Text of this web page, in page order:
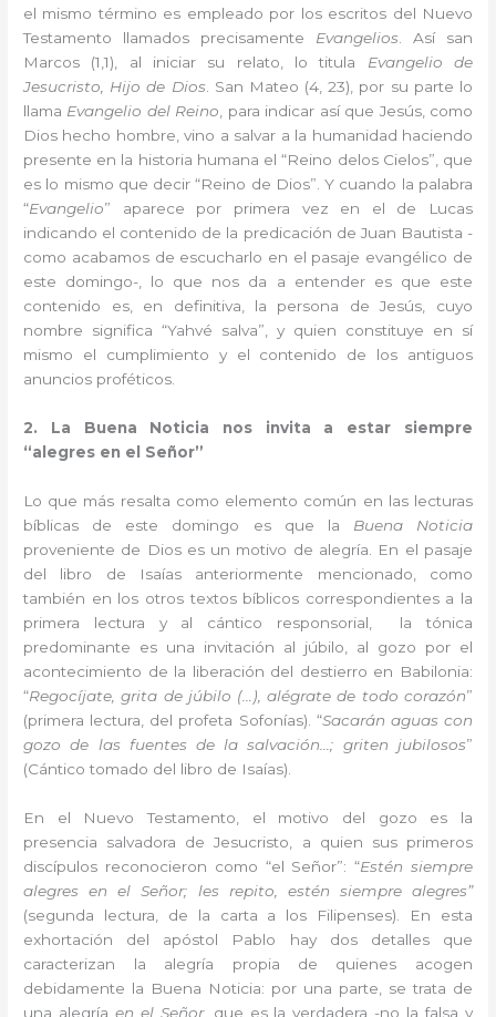
el mismo término es empleado por los escritos del Nuevo
Testamento llamados precisamente Evangelios. Así san
Marcos (1,1), al iniciar su relato, lo titula Evangelio de
Jesucristo, Hijo de Dios. San Mateo (4, 23), por su parte lo
llama Evangelio del Reino, para indicar así que Jesús, como
Dios hecho hombre, vino a salvar a la humanidad haciendo
presente en la historia humana el “Reino delos Cielos”, que
es lo mismo que decir “Reino de Dios”. Y cuando la palabra
“Evangelio” aparece por primera vez en el de Lucas
indicando el contenido de la predicación de Juan Bautista -
como acabamos de escucharlo en el pasaje evangélico de
este domingo-, lo que nos da a entender es que este
contenido es, en definitiva, la persona de Jesús, cuyo
nombre significa “Yahvé salva”, y quien constituye en sí
mismo el cumplimiento y el contenido de los antiguos
anuncios proféticos.
2. La Buena Noticia nos invita a estar siempre
“alegres en el Señor”
Lo que más resalta como elemento común en las lecturas
bíblicas de este domingo es que la Buena Noticia
proveniente de Dios es un motivo de alegría. En el pasaje
del libro de Isaías anteriormente mencionado, como
también en los otros textos bíblicos correspondientes a la
primera lectura y al cántico responsorial, la tónica
predominante es una invitación al júbilo, al gozo por el
acontecimiento de la liberación del destierro en Babilonia:
“Regocíjate, grita de júbilo (…), alégrate de todo corazón”
(primera lectura, del profeta Sofonías). “Sacarán aguas con
gozo de las fuentes de la salvación…; griten jubilosos”
(Cántico tomado del libro de Isaías).
En el Nuevo Testamento, el motivo del gozo es la
presencia salvadora de Jesucristo, a quien sus primeros
discípulos reconocieron como “el Señor”: “Estén siempre
alegres en el Señor; les repito, estén siempre alegres”
(segunda lectura, de la carta a los Filipenses). En esta
exhortación del apóstol Pablo hay dos detalles que
caracterizan la alegría propia de quienes acogen
debidamente la Buena Noticia: por una parte, se trata de
una alegría en el Señor, que es la verdadera -no la falsa y